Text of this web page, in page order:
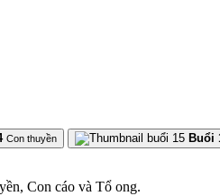
Con thuyền Buổi
Con cáo và Tổ ong.